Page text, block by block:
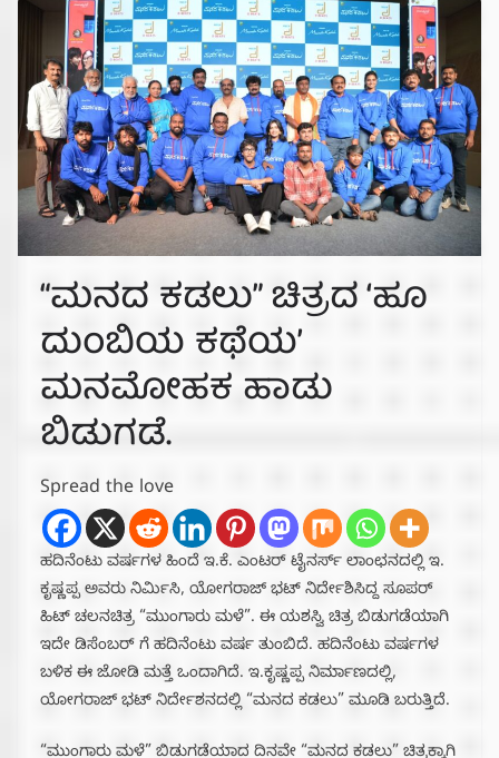
“ಮನದ ಕಡಲು” ಚಿತ್ರದ ‘ಹೂ
ದುಂಬಿಯ ಕಥೆಯ’
ಮನಮೋಹಕ ಹಾಡು
ಬಿಡುಗಡೆ.
Spread the love
ಹದಿನೆಂಟು ವರ್ಷಗಳ ಹಿಂದೆ ಇ.ಕೆ. ಎಂಟರ್ ಟೈನರ್ಸ್ ಲಾಂಛನದಲ್ಲಿ ಇ.
ಕೃಷ್ಣಪ್ಪ ಅವರು ನಿರ್ಮಿಸಿ, ಯೋಗರಾಜ್ ಭಟ್ ನಿರ್ದೇಶಿಸಿದ್ದ ಸೂಪರ್
ಹಿಟ್ ಚಲನಚಿತ್ರ “ಮುಂಗಾರು ಮಳೆ”. ಈ ಯಶಸ್ವಿ ಚಿತ್ರ ಬಿಡುಗಡೆಯಾಗಿ
ಇದೇ ಡಿಸೆಂಬರ್ ಗೆ ಹದಿನೆಂಟು ವರ್ಷ ತುಂಬಿದೆ. ಹದಿನೆಂಟು ವರ್ಷಗಳ
ಬಳಿಕ ಈ ಜೋಡಿ ಮತ್ತೆ ಒಂದಾಗಿದೆ. ಇ.ಕೃಷ್ಣಪ್ಪ ನಿರ್ಮಾಣದಲ್ಲಿ,‌
ಯೋಗರಾಜ್ ಭಟ್ ನಿರ್ದೇಶನದಲ್ಲಿ “ಮನದ ಕಡಲು” ಮೂಡಿ ಬರುತ್ತಿದೆ.